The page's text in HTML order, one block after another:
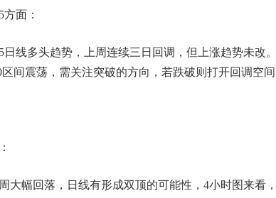
方面：
日线多头趋势，上周连续三日回调，但上涨趋势未改
区间震荡，需关注突破的方向，若跌破则打开回调空
大幅回落，日线有形成双顶的可能性，4小时图来看